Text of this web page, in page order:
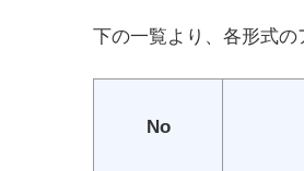
下の一覧より、各形式の
No